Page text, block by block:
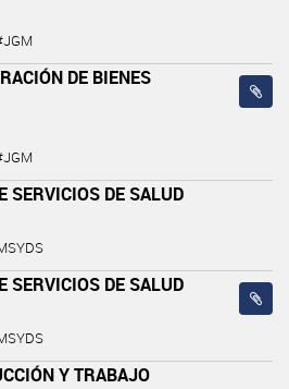
DE BIENES
SERVICIOS DE SALUD
SERVICIOS DE SALUD
Y TRABAJO